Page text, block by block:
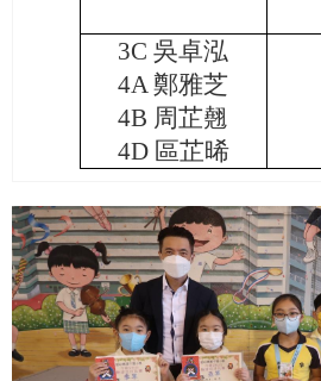
3C 吳卓泓
4A鄭雅芝
4B 周芷翹
4D 區芷晞